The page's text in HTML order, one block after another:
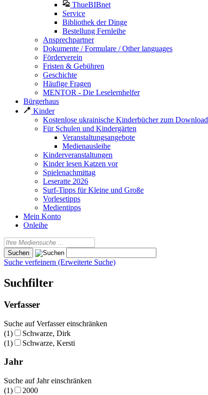
ThueBIBnet
Service
Bibliothek der Dinge
Bestellung Fernleihe
Ansprechpartner
Dokumente / Formulare / Other languages
Förderverein
Fristen & Gebühren
Geschichte
Häufige Fragen
MENTOR - Die Leselernhelfer
Bürgerhaus
Kinder
Kostenlose ukrainische Kinderbücher zum Download
Für Schulen und Kindergärten
Veranstaltungsangebote
Medienausleihe
Kinderveranstaltungen
Kinder lesen Katzen vor
Spielenachmittag
Leseratte 2026
Surf-Tipps für Kleine und Große
Vorlesetipps
Medientipps
Mein Konto
Onleihe
Suche verfeinern (Erweiterte Suche)
Suchfilter
Verfasser
Suche auf Verfasser einschränken
(1)
Schwarze, Dirk
(1)
Schwarze, Kersti
Jahr
Suche auf Jahr einschränken
(1)
2000